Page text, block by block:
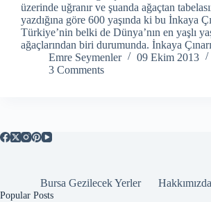
üzerinde uğranır ve şuanda ağaçtan
yazdığına göre 600 yaşında ki bu İnkaya
Türkiye’nin belki de Dünya’nın en yaşlı
ağaçlarından biri durumunda. İnkaya
Emre Seymenler
09 Ekim 2013
3 Comments
Bursa Gezilecek Yerler Hakkımızda
Popular Posts